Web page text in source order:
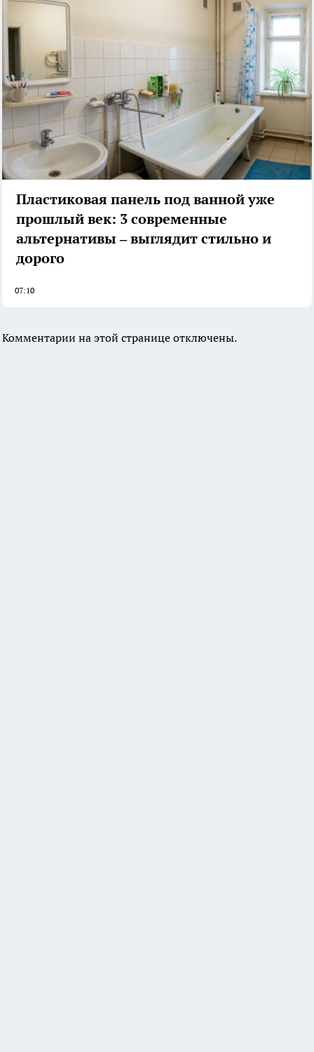
Пластиковая панель под ванной уже
прошлый век: 3 современные
альтернативы – выглядит стильно и
дорого
07:10
Комментарии на этой странице отключены.